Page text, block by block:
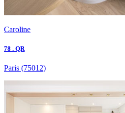
Caroline
78 . QR
Paris (75012)